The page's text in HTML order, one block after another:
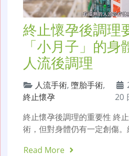
終止懷孕後調理
「小月子」的
人流後調理
人流手術, 墮胎手術,
終止懷孕
20
終止懷孕後調理的重要性 終
術，但對身體仍有一定創傷
Read More